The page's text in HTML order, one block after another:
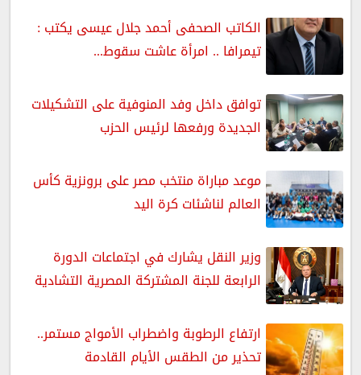
الكاتب الصحفى أحمد جلال عيسى يكتب :
تيمرافا .. امرأة عاشت سقوط...
توافق داخل وفد المنوفية على التشكيلات
الجديدة ورفعها لرئيس الحزب
موعد مباراة منتخب مصر على برونزية كأس
العالم لناشئات كرة اليد
وزير النقل يشارك في اجتماعات الدورة
الرابعة للجنة المشتركة المصرية التشادية
ارتفاع الرطوبة واضطراب الأمواج مستمر..
تحذير من الطقس الأيام القادمة